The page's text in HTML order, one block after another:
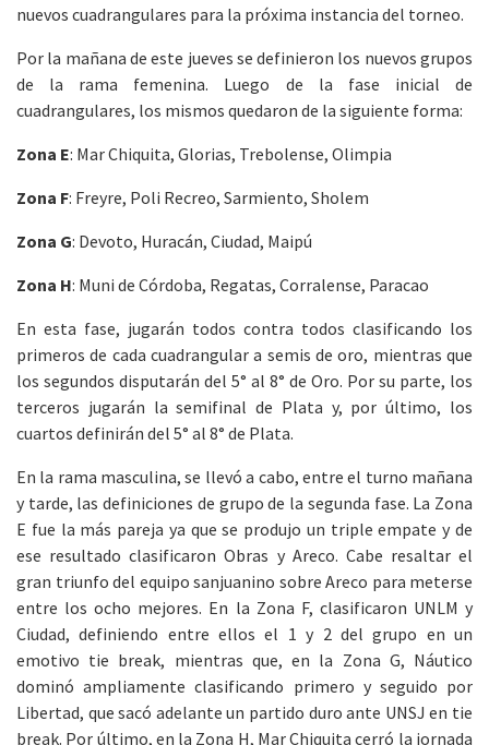
nuevos cuadrangulares para la próxima instancia del torneo.
Por la mañana de este jueves se definieron los nuevos grupos
de la rama femenina. Luego de la fase inicial de
cuadrangulares, los mismos quedaron de la siguiente forma:
Zona E: Mar Chiquita, Glorias, Trebolense, Olimpia
Zona F: Freyre, Poli Recreo, Sarmiento, Sholem
Zona G: Devoto, Huracán, Ciudad, Maipú
Zona H: Muni de Córdoba, Regatas, Corralense, Paracao
En esta fase, jugarán todos contra todos clasificando los
primeros de cada cuadrangular a semis de oro, mientras que
los segundos disputarán del 5° al 8° de Oro. Por su parte, los
terceros jugarán la semifinal de Plata y, por último, los
cuartos definirán del 5° al 8° de Plata.
En la rama masculina, se llevó a cabo, entre el turno mañana
y tarde, las definiciones de grupo de la segunda fase. La Zona
E fue la más pareja ya que se produjo un triple empate y de
ese resultado clasificaron Obras y Areco. Cabe resaltar el
gran triunfo del equipo sanjuanino sobre Areco para meterse
entre los ocho mejores. En la Zona F, clasificaron UNLM y
Ciudad, definiendo entre ellos el 1 y 2 del grupo en un
emotivo tie break, mientras que, en la Zona G, Náutico
dominó ampliamente clasificando primero y seguido por
Libertad, que sacó adelante un partido duro ante UNSJ en tie
break. Por último, en la Zona H, Mar Chiquita cerró la jornada